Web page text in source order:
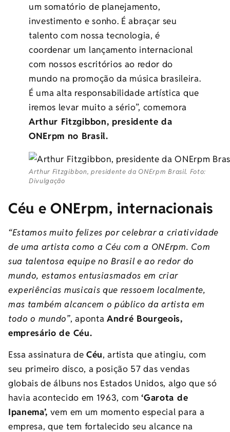
um somatório de planejamento,
investimento e sonho. É abraçar seu
talento com nossa tecnologia, é
coordenar um lançamento internacional
com nossos escritórios ao redor do
mundo na promoção da música brasileira.
É uma alta responsabilidade artística que
iremos levar muito a sério”, comemora
Arthur Fitzgibbon, presidente da
ONErpm no Brasil.
Arthur Fitzgibbon, presidente da ONErpm Brasil. Foto:
Divulgação
Céu e ONErpm, internacionais
“Estamos muito felizes por celebrar a criatividade
de uma artista como a Céu com a ONErpm. Com
sua talentosa equipe no Brasil e ao redor do
mundo, estamos entusiasmados em criar
experiências musicais que ressoem localmente,
mas também alcancem o público da artista em
todo o mundo”, aponta André Bourgeois,
empresário de Céu.
Essa assinatura de Céu, artista que atingiu, com
seu primeiro disco, a posição 57 das vendas
globais de álbuns nos Estados Unidos, algo que só
havia acontecido em 1963, com‘Garota de
Ipanema’, vem em um momento especial para a
empresa, que tem fortalecido seu alcance na